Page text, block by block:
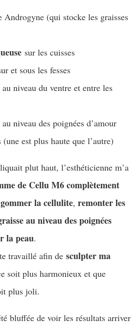
Androgyne (qui stocke les graisses
sur les cuisses
et sous les fesses
niveau du ventre et entre les
niveau des poignées d’amour
est plus haute que l’autre)
plut haut, l’esthéticienne m’a
de Cellu M6 complètement
gommer la cellulite, remonter les
au niveau des poignées
la peau.
travaillé afin de sculpter ma
soit plus harmonieux et que
plus joli.
bluffée de voir les résultats arriver